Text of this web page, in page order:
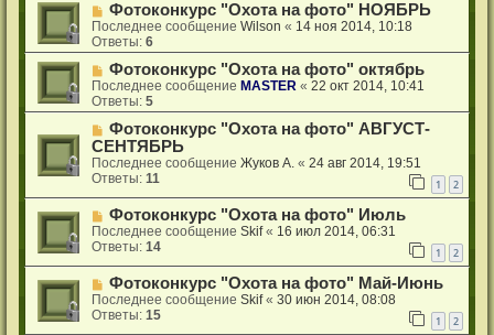
Фотоконкурс "Охота на фото" НОЯБРЬ
Последнее сообщениеWilson « 14 ноя 2014, 10:18
Ответы:6
Фотоконкурс "Охота на фото" октябрь
Последнее сообщение MASTER «22 окт 2014, 10:41
Ответы:5
Фотоконкурс "Охота на фото" АВГУСТ-
СЕНТЯБРЬ
Последнее сообщениеЖуков А. «24 авг 2014, 19:51
Ответы:11 1 2
Фотоконкурс "Охота на фото" Июль
Последнее сообщениеSkif« 16 июл 2014, 06:31
Ответы:14 1 2
Фотоконкурс "Охота на фото" Май-Июнь
Последнее сообщениеSkif«30 июн 2014, 08:08
Ответы:15 1 2